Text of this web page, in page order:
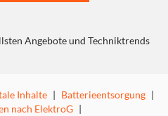
Angebote und Techniktrends
Inhalte | Batterieentsorgung |
nach ElektroG |